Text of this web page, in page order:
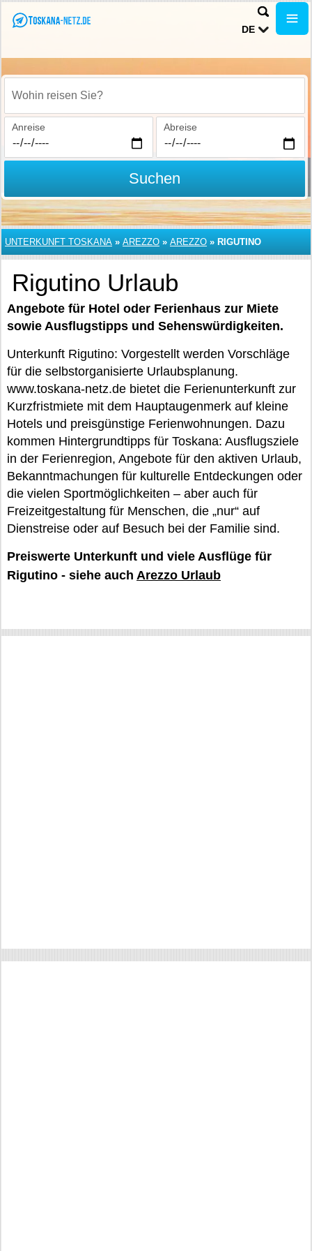
DE
Wohin reisen Sie?
Anreise Abreise
Suchen
UNTERKUNFT TOSKANA » AREZZO » AREZZO » RIGUTINO
Rigutino Urlaub
Angebote für Hotel oder Ferienhaus zur Miete
sowie Ausflugstipps und Sehenswürdigkeiten.
Unterkunft Rigutino: Vorgestellt werden Vorschläge
für die selbstorganisierte Urlaubsplanung.
www.toskana-netz.de bietet die Ferienunterkunft zur
Kurzfristmiete mit dem Hauptaugenmerk auf kleine
Hotels und preisgünstige Ferienwohnungen. Dazu
kommen Hintergrundtipps für Toskana: Ausflugsziele
in der Ferienregion, Angebote für den aktiven Urlaub,
Bekanntmachungen für kulturelle Entdeckungen oder
die vielen Sportmöglichkeiten – aber auch für
Freizeitgestaltung für Menschen, die „nur“ auf
Dienstreise oder auf Besuch bei der Familie sind.
Preiswerte Unterkunft und viele Ausflüge für
Rigutino - siehe auch Arezzo Urlaub